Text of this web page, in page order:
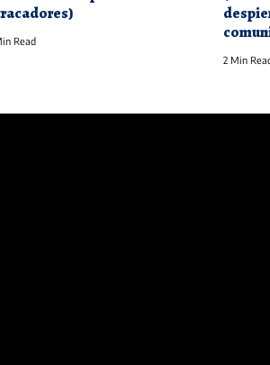
Read
2 Min